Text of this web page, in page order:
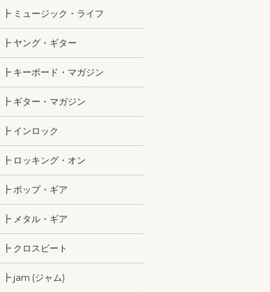
┣ ミュージック・ライフ
┣ ヤング・ギター
┣ キーボード・マガジン
┣ ギター・マガジン
┣ インロック
┣ ロッキング・オン
┣ ポップ・ギア
┣ メタル・ギア
┣ クロスビート
┣ jam (ジャム)